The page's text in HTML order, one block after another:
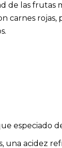
las frutas
carnes
especiado
una acidez